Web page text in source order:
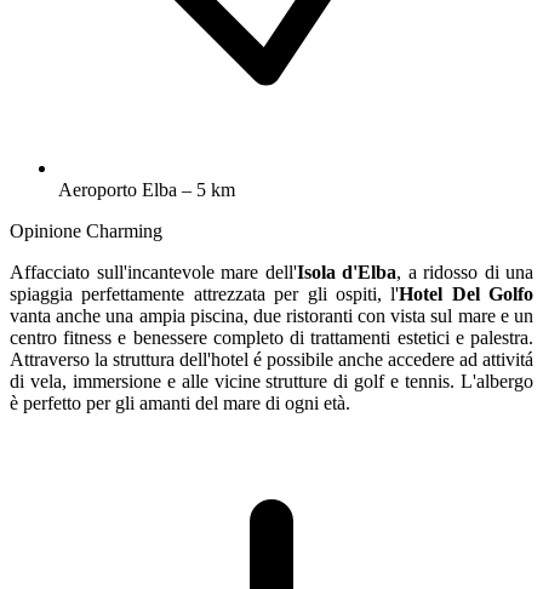
Aeroporto Elba – 5 km
Opinione Charming
Affacciato sull'incantevole mare dell'Isola d'Elba, a ridosso di una
spiaggia perfettamente attrezzata per gli ospiti, l'Hotel Del Golfo
vanta anche una ampia piscina, due ristoranti con vista sul mare e un
centro fitness e benessere completo di trattamenti estetici e palestra.
Attraverso la struttura dell'hotel é possibile anche accedere ad attivitá
di vela, immersione e alle vicine strutture di golf e tennis. L'albergo
è perfetto per gli amanti del mare di ogni età.